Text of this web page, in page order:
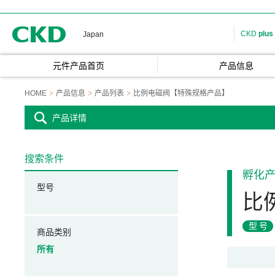
Japan CKD plus
元件产品首页 产品信息
HOME 产品信息 产品列表 比例电磁阀【特殊规格产品】
产品详情
孵化
比
型号
搜索条件
型号
商品类别
所有